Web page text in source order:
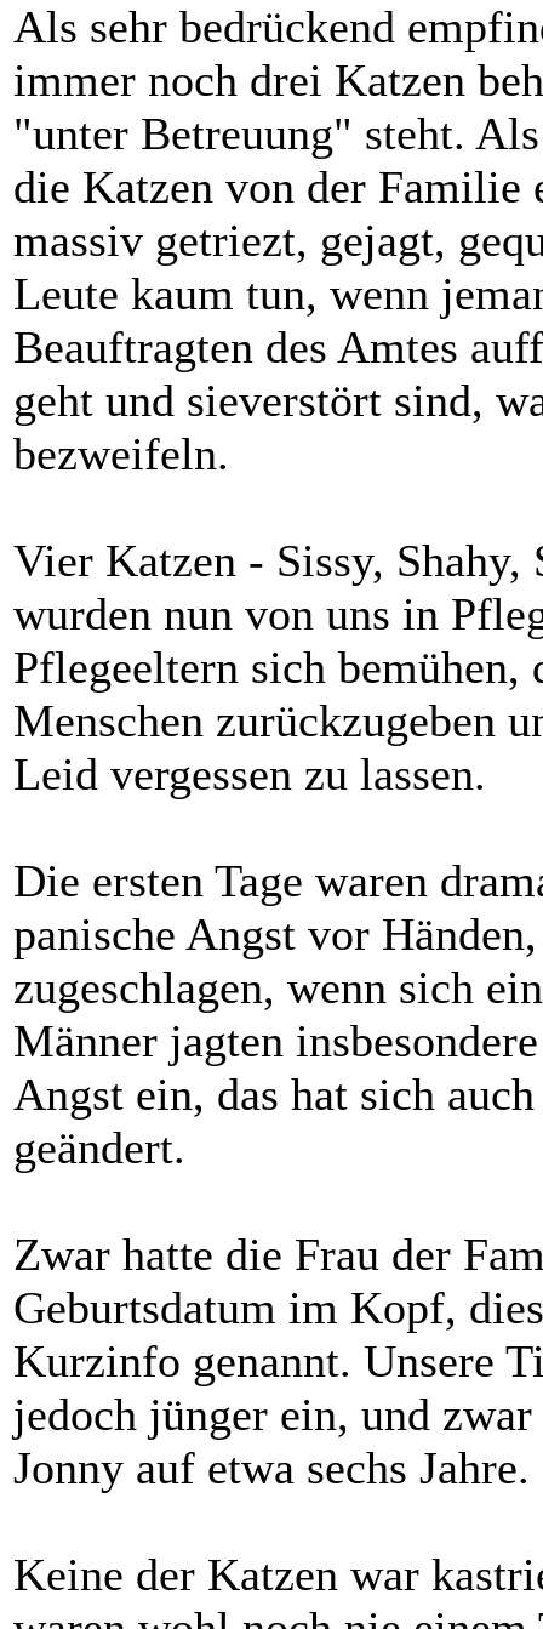
Als sehr bedrückend
immer noch drei Katzen
"unter Betreuung" steht.
die Katzen von der
massiv getriezt, gejagt,
Leute kaum tun, wenn
Beauftragten des Amtes
geht und sieverstört sind,
bezweifeln.
Vier Katzen - Sissy,
wurden nun von uns in
Pflegeeltern sich bemühen,
Menschen zurückzugeben
Leid vergessen zu lassen.
Die ersten Tage waren
panische Angst vor
zugeschlagen, wenn sich
Männer jagten
Angst ein, das hat sich
geändert.
Zwar hatte die Frau der
Geburtsdatum im Kopf,
Kurzinfo genannt. Unsere
jedoch jünger ein, und
Jonny auf etwa sechs Jahre.
Keine der Katzen war